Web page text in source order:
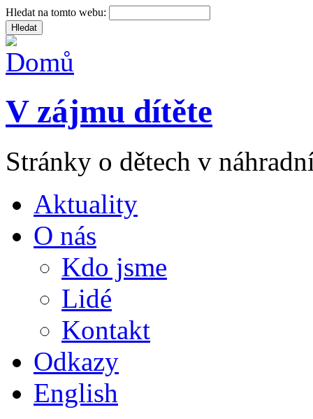
Hledat na tomto webu:
V zájmu dítěte
Stránky o dětech v
Aktuality
O nás
Kdo jsme
Lidé
Kontakt
Odkazy
English